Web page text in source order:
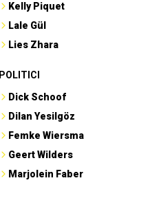
Kelly Piquet
Lale Gül
Lies Zhara
POLITICI
Dick Schoof
Dilan Yesilgöz
Femke Wiersma
Geert Wilders
Marjolein Faber